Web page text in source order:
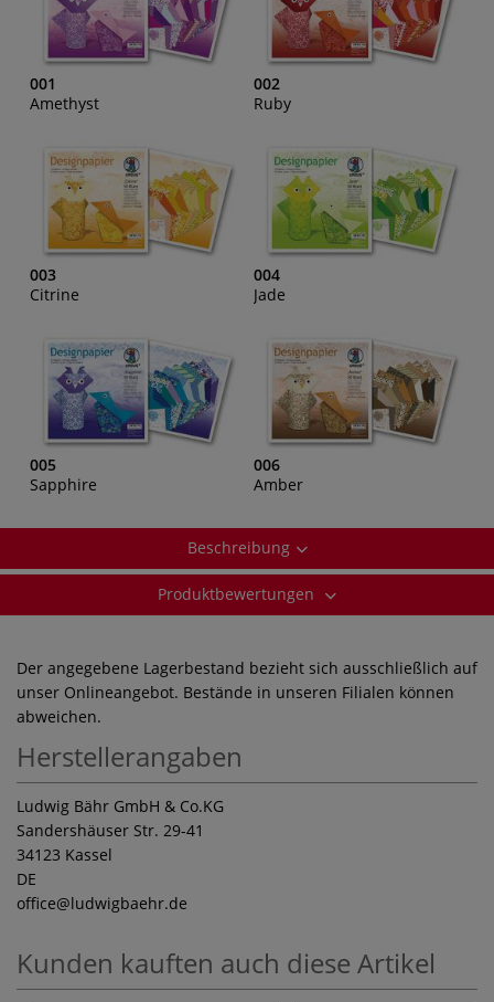
001
Amethyst
002
Ruby
003
Citrine
004
Jade
005
Sapphire
006
Amber
Beschreibung
Produktbewertungen
Der angegebene Lagerbestand bezieht sich ausschließlich auf
unser Onlineangebot. Bestände in unseren Filialen können
abweichen.
Herstellerangaben
Ludwig Bähr GmbH & Co.KG
Sandershäuser Str. 29-41
34123 Kassel
DE
office@ludwigbaehr.de
Kunden kauften auch diese Artikel